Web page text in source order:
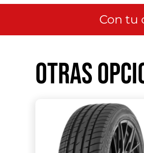
Con tu
Otras